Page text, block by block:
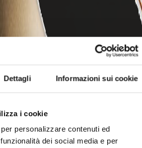
Dettagli Informazioni sui cookie
i cookie
personalizzare contenuti ed
dei social media e per